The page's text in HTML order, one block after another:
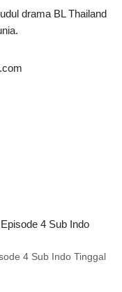
drama BL Thailand
4 Sub Indo Tinggal